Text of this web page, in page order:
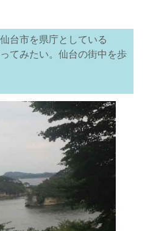
台市を県庁としている
てみたい。仙台の街中を歩